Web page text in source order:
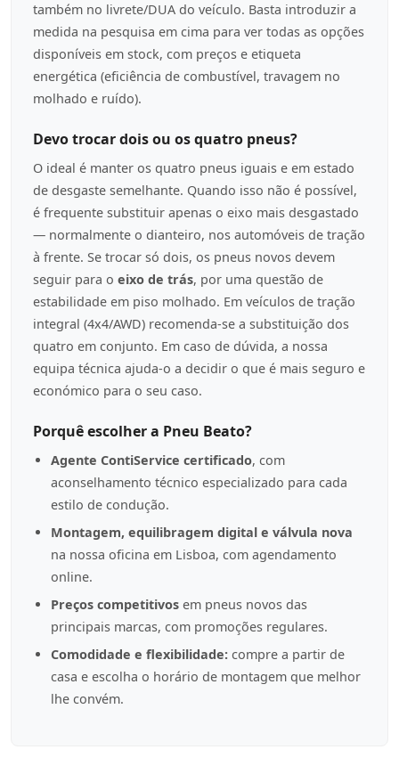
também no livrete/DUA do veículo. Basta introduzir a
medida na pesquisa em cima para ver todas as opções
disponíveis em stock, com preços e etiqueta
energética (eficiência de combustível, travagem no
molhado e ruído).
Devo trocar dois ou os quatro pneus?
O ideal é manter os quatro pneus iguais e em estado
de desgaste semelhante. Quando isso não é possível,
é frequente substituir apenas o eixo mais desgastado
— normalmente o dianteiro, nos automóveis de tração
à frente. Se trocar só dois, os pneus novos devem
seguir para o eixo de trás, por uma questão de
estabilidade em piso molhado. Em veículos de tração
integral (4x4/AWD) recomenda-se a substituição dos
quatro em conjunto. Em caso de dúvida, a nossa
equipa técnica ajuda-o a decidir o que é mais seguro e
económico para o seu caso.
Porquê escolher a Pneu Beato?
Agente ContiService certificado, com
aconselhamento técnico especializado para cada
estilo de condução.
Montagem, equilibragem digital e válvula nova
na nossa oficina em Lisboa, com agendamento
online.
Preços competitivos em pneus novos das
principais marcas, com promoções regulares.
Comodidade e flexibilidade: compre a partir de
casa e escolha o horário de montagem que melhor
lhe convém.